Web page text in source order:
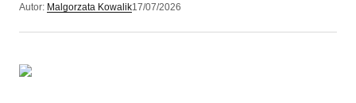
Autor: Malgorzata Kowalik17/07/2026